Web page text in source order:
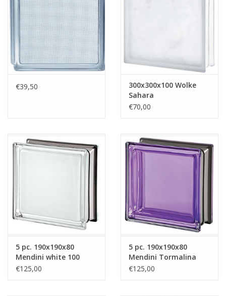
€39,50
300x300x100 Wolke
Sahara
€70,00
5 pc. 190x190x80
Mendini white 100
€125,00
5 pc. 190x190x80
Mendini Tormalina
€125,00